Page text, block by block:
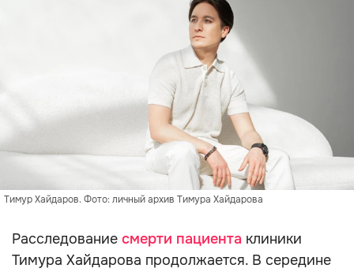
Тимур Хайдаров. Фото: личный архив Тимура Хайдарова
Расследование смерти пациента клиники
Тимура Хайдарова продолжается. В середине